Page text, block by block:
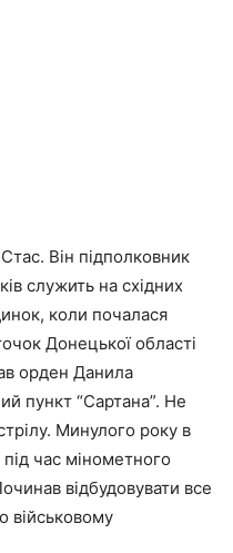
Він підполковник
служить на східних
коли почалася
Донецької області
орден Данила
пункт “Сартана”. Не
Минулого року в
час мінометного
відбудовувати все
військовому